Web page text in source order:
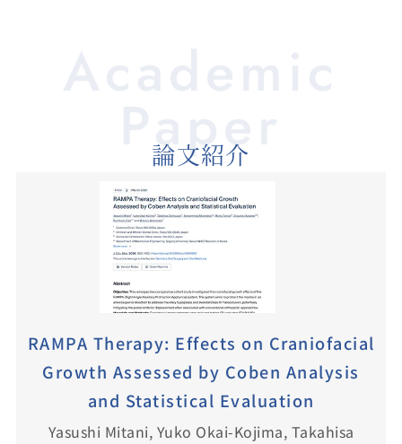
Paper
論文紹介
RAMPA Therapy: Effects on Craniofacial
Growth Assessed by Coben Analysis
and Statistical Evaluation
Yasushi Mitani, Yuko Okai-Kojima, Takahisa